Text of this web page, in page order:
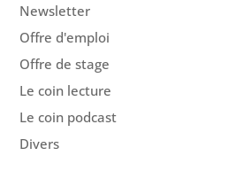
Newsletter
Offre d'emploi
Offre de stage
Le coin lecture
Le coin podcast
Divers